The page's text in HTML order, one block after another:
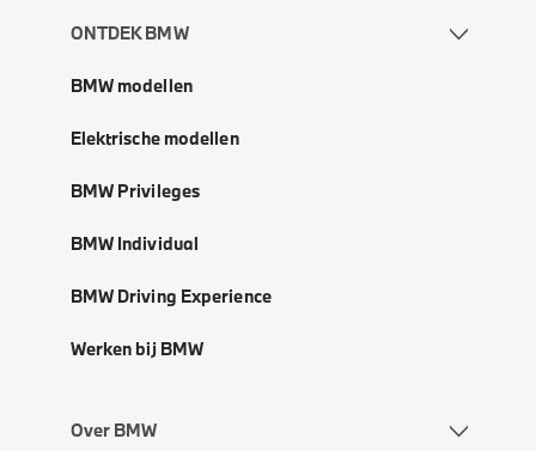
ONTDEK BMW
BMW modellen
Elektrische modellen
BMW Privileges
BMW Individual
BMW Driving Experience
Werken bij BMW
Over BMW